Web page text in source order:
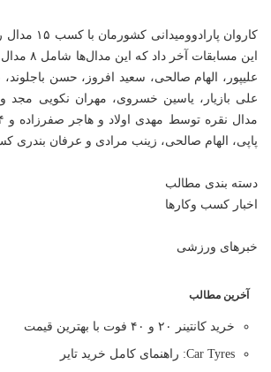
کاروان
این
علیپور، الهام صالحی، سعید افروز، حسن
علی بازیار، یاسین خسروی، مهران نکویی مجد
پاپی، الهام صالحی، زینب مرادی و عرفان
دسته بندی مطالب
اخبار کسب وکارها
خبرهای ورزشی
آخرین مطالب
خرید کانتینر ۲۰ و ۴۰ فوت با بهترین قیمت
Car Tyres: راهنمای کامل خرید تایر